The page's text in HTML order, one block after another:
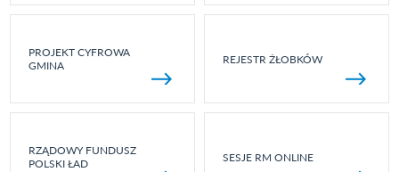
PROJEKT CYFROWA
GMINA
REJESTR ŻŁOBKÓW
RZĄDOWY FUNDUSZ
POLSKI ŁAD
SESJE RM ONLINE